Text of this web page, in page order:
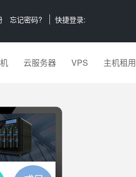
忘记密码? 快捷登录:
云服务器 VPS 主机租用